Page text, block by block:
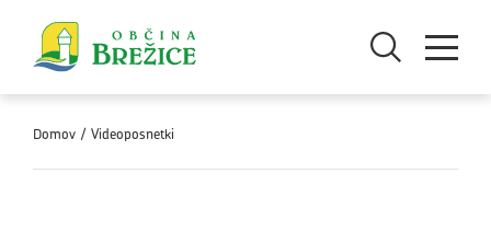
Odpri iskanjeOdpri meni
Domov / Videoposnetki